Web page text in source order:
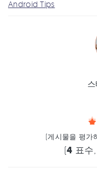
Android Tips
(게시물을 평가
(4 표